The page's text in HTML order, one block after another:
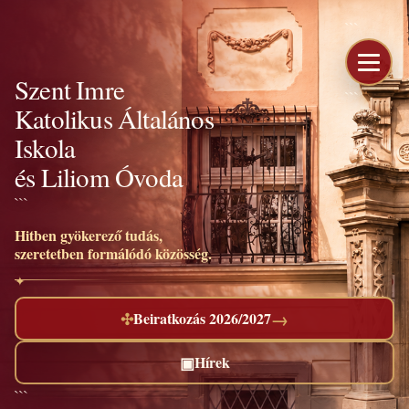
```
```
Szent Imre
Katolikus Általános
Iskola
és Liliom Óvoda
```
Hitben gyökerező tudás,
szeretetben formálódó közösség.
✣Beiratkozás 2026/2027→
▣Hírek
```